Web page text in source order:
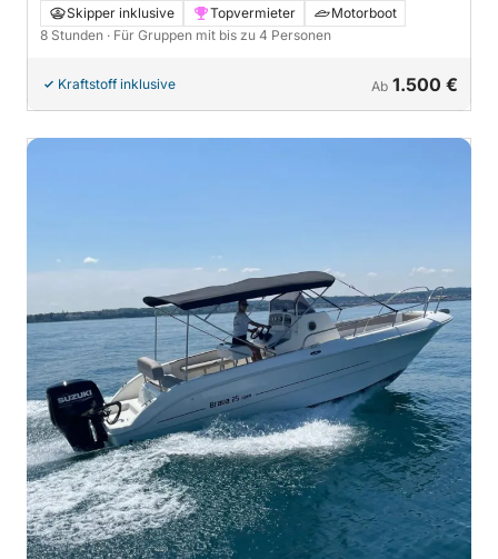
Skipper inklusive Topvermieter
Motorboot
8 Stunden · Für Gruppen mit bis zu 4 Personen
Kraftstoff inklusive Ab 1.500 €